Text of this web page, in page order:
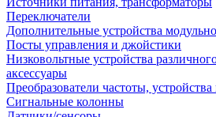
Переключатели
Дополнительные устройства
Посты управления и джойстики
Низковольтные устройства
аксессуары
Преобразователи частоты,
Сигнальные колонны